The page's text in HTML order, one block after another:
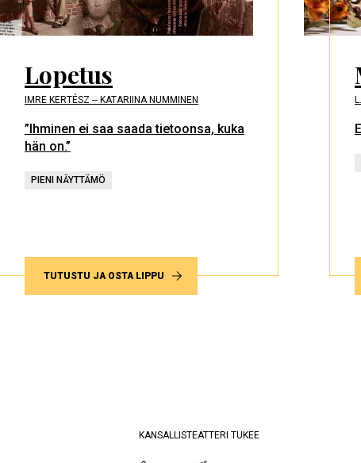
Lopetus
IMRE KERTÉSZ ‒ KATARIINA NUMMINEN
”Ihminen ei saa saada tietoonsa, kuka
hän on.”
PIENI NÄYTTÄMÖ
TUTUSTU JA OSTA LIPPU
KANSALLISTEATTERI TUKEE